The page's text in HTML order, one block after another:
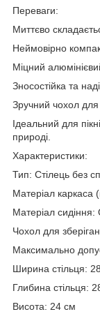
Переваги:
Миттєво
Неймовірно
Міцний
Зносостійка та
Зручний чохол
Ідеальний для
природі.
Характеристики:
Тип: Стілець без
Матеріал каркаса
Матеріал
Чохол для
Максимально
Ширина стільця:
Глибина стільця:
Висота: 24 см